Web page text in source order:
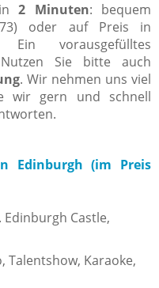
in2 Minuten: bequem
oder auf Preis in
vorausgefülltes
Sie bitte auch
. Wir nehmen uns viel
wir gern und schnell
Edinburgh (im Preis
Edinburgh Castle,
Talentshow, Karaoke,